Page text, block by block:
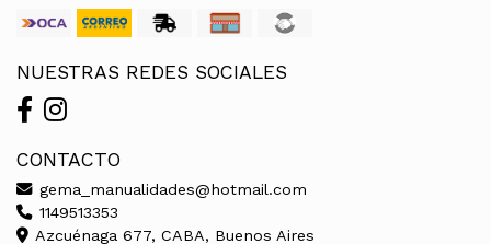
NUESTRAS REDES SOCIALES
CONTACTO
gema_manualidades@hotmail.com
1149513353
Azcuénaga 677, CABA, Buenos Aires